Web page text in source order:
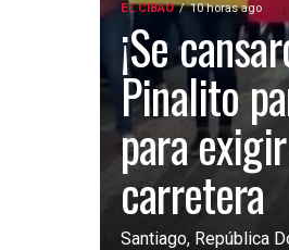
EL CIBAO 10 horas ago
¡Se
Pinalito
para
carretera
Santiago, República